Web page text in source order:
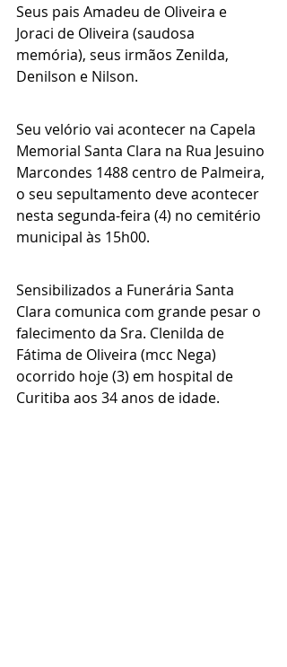
Seus pais Amadeu de Oliveira e
Joraci de Oliveira (saudosa
memória), seus irmãos Zenilda,
Denilson e Nilson.
Seu velório vai acontecer na Capela
Memorial Santa Clara na Rua Jesuino
Marcondes 1488 centro de Palmeira,
o seu sepultamento deve acontecer
nesta segunda-feira (4) no cemitério
municipal às 15h00.
Sensibilizados a Funerária Santa
Clara comunica com grande pesar o
falecimento da Sra. Clenilda de
Fátima de Oliveira (mcc Nega)
ocorrido hoje (3) em hospital de
Curitiba aos 34 anos de idade.